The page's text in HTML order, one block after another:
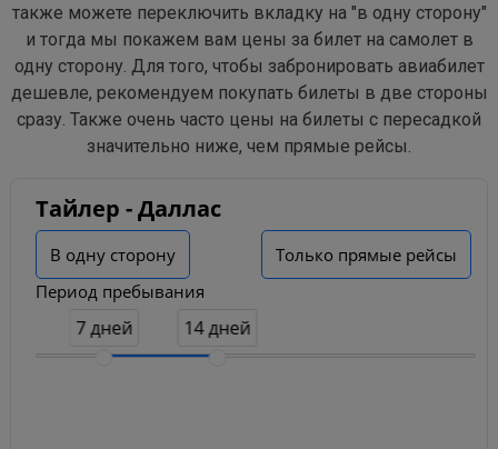
также можете переключить вкладку на "в одну сторону"
и тогда мы покажем вам цены за билет на самолет в
одну сторону. Для того, чтобы забронировать авиабилет
дешевле, рекомендуем покупать билеты в две стороны
сразу. Также очень часто цены на билеты с пересадкой
значительно ниже, чем прямые рейсы.
Тайлер - Даллас
В одну сторону
Только прямые рейсы
Период пребывания
7 дней 14 дней